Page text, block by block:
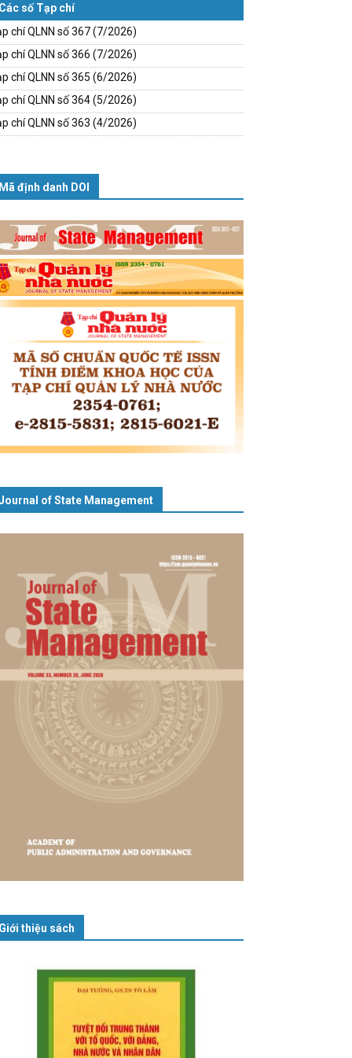
Các số Tạp chí
chí QLNN số 367 (7/2026)
chí QLNN số 366 (7/2026)
chí QLNN số 365 (6/2026)
chí QLNN số 364 (5/2026)
chí QLNN số 363 (4/2026)
Mã định danh DOI
of State Management
Giới thiệu sách